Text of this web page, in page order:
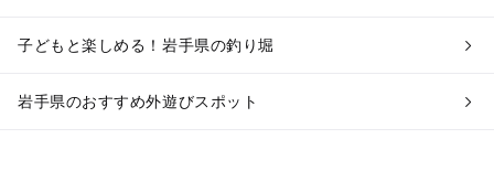
子どもと楽しめる！岩手県の釣り堀
岩手県のおすすめ外遊びスポット